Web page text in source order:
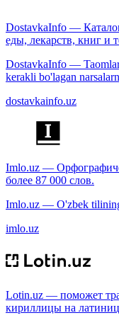
DostavkaInfo —
еды, лекарств, книг и
DostavkaInfo —
kerakli bo'lagan
dostavkainfo.uz
Imlo.uz —
более 87 000 слов.
Imlo.uz — O'zbek
imlo.uz
Lotin.uz — поможет
кириллицы на